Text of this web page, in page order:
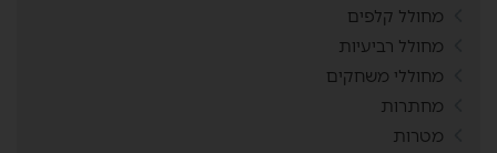
מחולל קלפים
מחולל רביעיות
מחוללי משחקים
מחתרות
מטרות